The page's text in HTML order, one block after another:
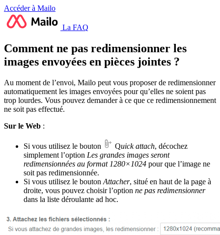
Accéder à Mailo
La FAQ
Comment ne pas redimensionner les
images envoyées en pièces jointes ?
Au moment de l’envoi, Mailo peut vous proposer de redimensionner
automatiquement les images envoyées pour qu’elles ne soient pas
trop lourdes. Vous pouvez demander à ce que ce redimensionnement
ne soit pas effectué.
Sur le Web :
Si vous utilisez le bouton Quick attach, décochez
simplement l’option Les grandes images seront
redimensionnées au format 1280×1024 pour que l’image ne
soit pas redimensionnée.
Si vous utilisez le bouton Attacher, situé en haut de la page à
droite, vous pouvez choisir l’option ne pas redimensionner
dans la liste déroulante ad hoc.